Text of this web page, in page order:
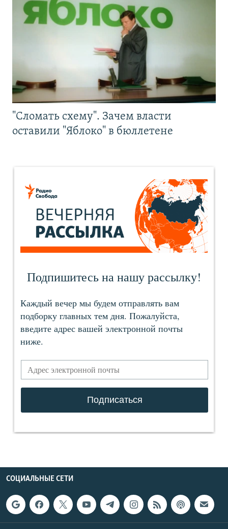
"Сломать схему". Зачем власти
оставили "Яблоко" в бюллетене
СОЦИАЛЬНЫЕ СЕТИ